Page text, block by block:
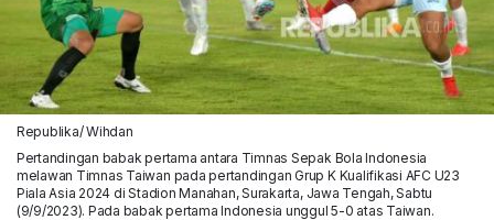
Republika/ Wihdan
Pertandingan babak pertama antara Timnas Sepak Bola Indonesia
melawan Timnas Taiwan pada pertandingan Grup K Kualifikasi AFC U23
Piala Asia 2024 di Stadion Manahan, Surakarta, Jawa Tengah, Sabtu
(9/9/2023). Pada babak pertama Indonesia unggul 5-0 atas Taiwan.